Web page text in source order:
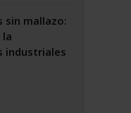
sin mallazo:
industriales